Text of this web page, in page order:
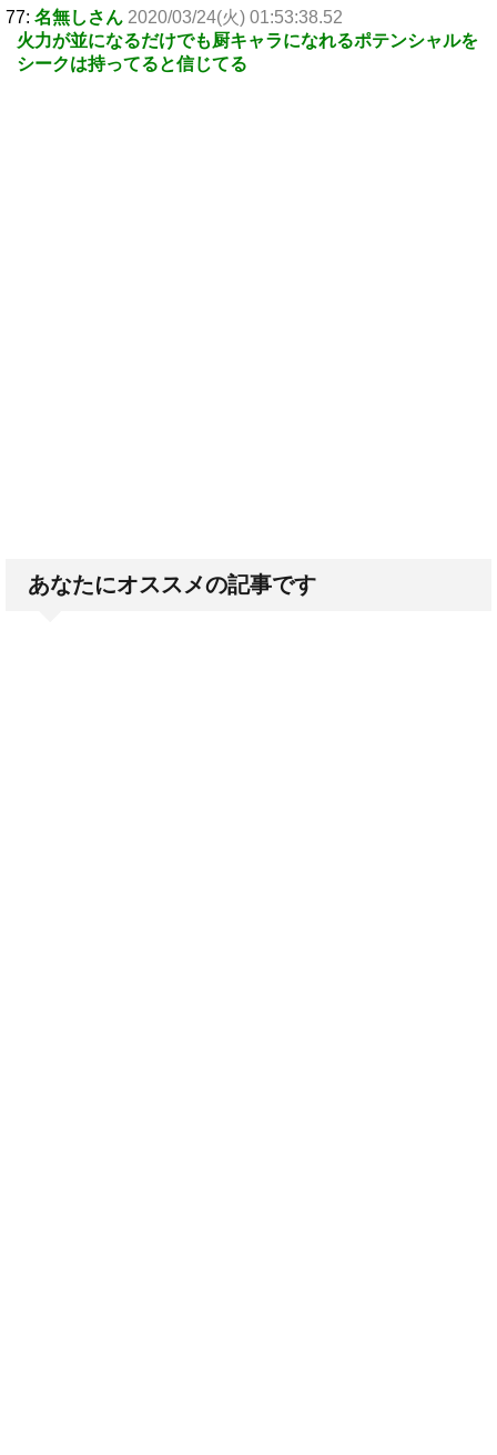
77: 名無しさん 2020/03/24(火) 01:53:38.52
火力が並になるだけでも厨キャラになれるポテンシャルを
シークは持ってると信じてる
あなたにオススメの記事です